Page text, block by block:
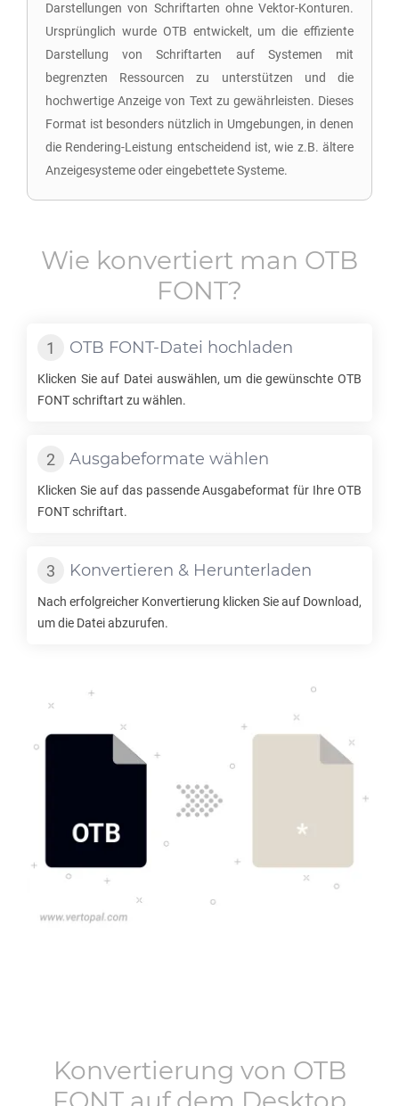
Darstellungen von Schriftarten ohne Vektor-Konturen.
Ursprünglich wurde OTB entwickelt, um die effiziente
Darstellung von Schriftarten auf Systemen mit
begrenzten Ressourcen zu unterstützen und die
hochwertige Anzeige von Text zu gewährleisten. Dieses
Format ist besonders nützlich in Umgebungen, in denen
die Rendering-Leistung entscheidend ist, wie z.B. ältere
Anzeigesysteme oder eingebettete Systeme.
Wie konvertiert man OTB
FONT?
OTB FONT-Datei hochladen
Klicken Sie auf Datei auswählen, um die gewünschte OTB
FONTschriftart zu wählen.
Ausgabeformate wählen
Klicken Sie auf das passende Ausgabeformat für Ihre OTB
FONTschriftart.
Konvertieren & Herunterladen
Nach erfolgreicher Konvertierung klicken Sie auf Download,
um die Datei abzurufen.
Konvertierung von OTB